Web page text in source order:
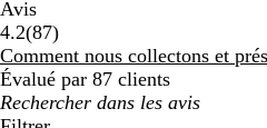
Avis
4.2(8787
avis
)
Comment nous collectons et
Évalué par 87 clients
Mes